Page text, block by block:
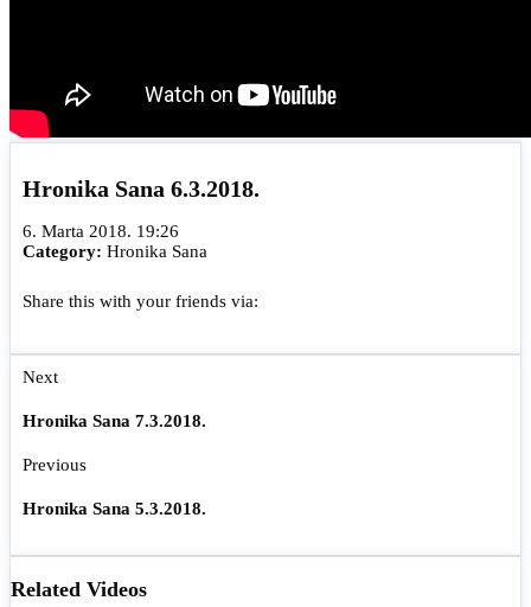
Hronika Sana 6.3.2018.
6. Marta 2018. 19:26
Category: Hronika Sana
Share this with your friends via:
Next
Hronika Sana 7.3.2018.
Previous
Hronika Sana 5.3.2018.
Related Videos